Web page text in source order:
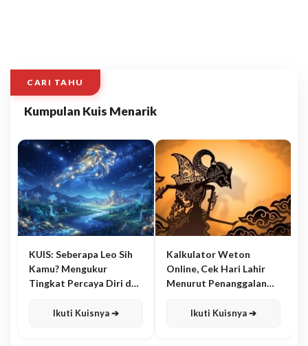
CARI TAHU
Kumpulan Kuis Menarik
KUIS: Seberapa Leo Sih
Kamu? Mengukur
Tingkat Percaya Diri dan
Ikuti Kuisnya ➔
Kalkulator Weton
Online, Cek Hari Lahir
Menurut Penanggalan
Ikuti Kuisnya ➔